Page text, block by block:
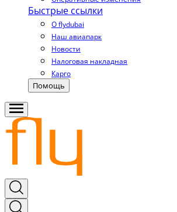
Быстрые ссылки
О flydubai
Наш авиапарк
Новости
Налоговая накладная
Карго
Помощь